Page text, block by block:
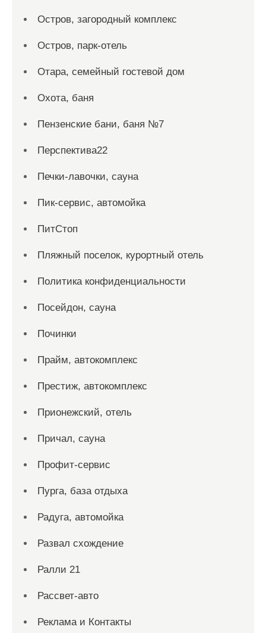
Остров, загородный комплекс
Остров, парк-отель
Отара, семейный гостевой дом
Охота, баня
Пензенские бани, баня №7
Перспектива22
Печки-лавочки, сауна
Пик-сервис, автомойка
ПитСтоп
Пляжный поселок, курортный отель
Политика конфиденциальности
Посейдон, сауна
Починки
Прайм, автокомплекс
Престиж, автокомплекс
Прионежский, отель
Причал, сауна
Профит-сервис
Пурга, база отдыха
Радуга, автомойка
Развал схождение
Ралли 21
Рассвет-авто
Реклама и Контакты